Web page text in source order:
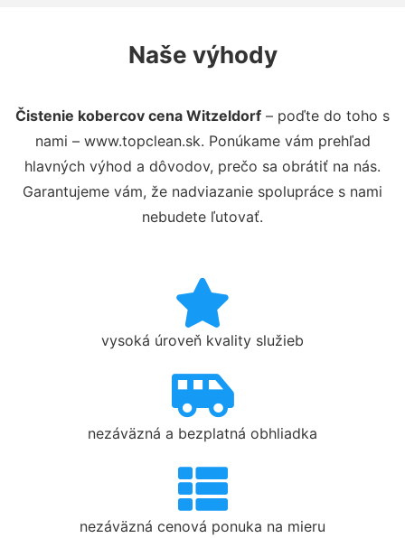
Naše výhody
Čistenie kobercov cena Witzeldorf – poďte do toho s
nami – www.topclean.sk. Ponúkame vám prehľad
hlavných výhod a dôvodov, prečo sa obrátiť na nás.
Garantujeme vám, že nadviazanie spolupráce s nami
nebudete ľutovať.
vysoká úroveň kvality služieb
nezáväzná a bezplatná obhliadka
nezáväzná cenová ponuka na mieru